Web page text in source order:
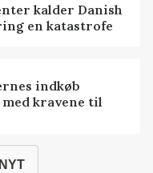
kalder Danish
en katastrofe
indkøb
kravene til